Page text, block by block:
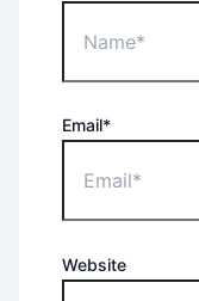
Email*
Website